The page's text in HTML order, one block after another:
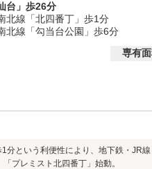
台」歩26分
北線「北四番丁」歩1分
北線「勾当台公園」歩6分
専有
という利便性により、地下鉄・JR
プレミスト北四番丁」始動。